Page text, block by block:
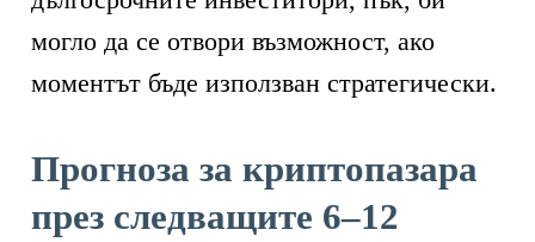
могло да се отвори възможност, ако
моментът бъде използван стратегически.
Прогноза за криптопазара
през следващите 6–12